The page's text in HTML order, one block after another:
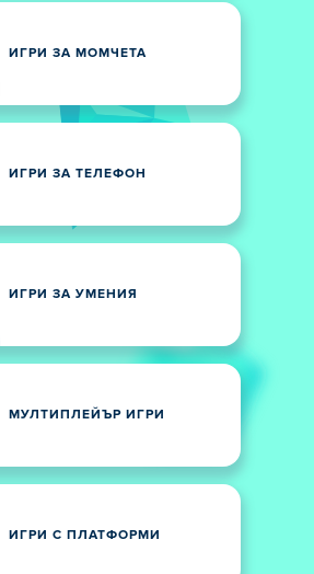
ИГРИ ЗА МОМЧЕТА
ИГРИ ЗА ТЕЛЕФОН
ИГРИ ЗА УМЕНИЯ
МУЛТИПЛЕЙЪР ИГРИ
ИГРИ С ПЛАТФОРМИ